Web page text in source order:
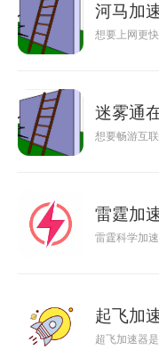
河马加
想要上网更
迷雾通
想要畅游互
雷霆加
雷霆科学加
起飞加
超飞加速器